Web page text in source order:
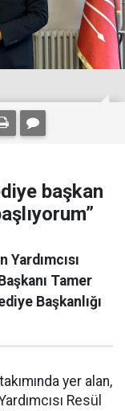
başkan
Tamer
Başkanlığı
yer alan,
Resül